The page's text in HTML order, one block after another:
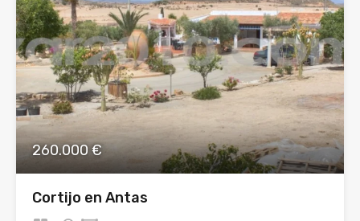
260.000 €
Cortijo en Antas